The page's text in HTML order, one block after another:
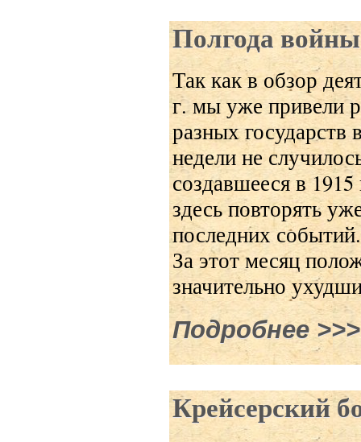
Полгода
Так как в обзор
г. мы уже привели
разных государств
недели не
создавшееся в
здесь повторять
последних событий.
За этот месяц
значительно
Подробнеео
Крейсерский